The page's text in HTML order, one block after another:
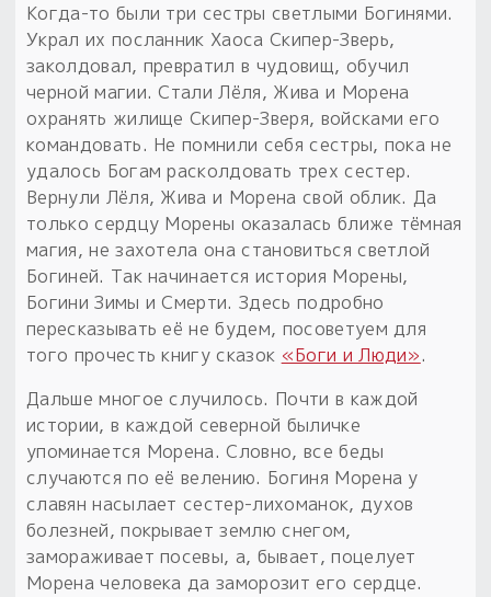
Когда-то были три сестры светлыми Богинями.
Украл их посланник Хаоса Скипер-Зверь,
заколдовал, превратил в чудовищ, обучил
черной магии. Стали Лёля, Жива и Морена
охранять жилище Скипер-Зверя, войсками его
командовать. Не помнили себя сестры, пока не
удалось Богам расколдовать трех сестер.
Вернули Лёля, Жива и Морена свой облик. Да
только сердцу Морены оказалась ближе тёмная
магия, не захотела она становиться светлой
Богиней. Так начинается история Морены,
Богини Зимы и Смерти. Здесь подробно
пересказывать её не будем, посоветуем для
того прочесть книгу сказок «Боги и Люди».
Дальше многое случилось. Почти в каждой
истории, в каждой северной быличке
упоминается Морена. Словно, все беды
случаются по её велению. Богиня Морена у
славян насылает сестер-лихоманок, духов
болезней, покрывает землю снегом,
замораживает посевы, а, бывает, поцелует
Морена человека да заморозит его сердце.